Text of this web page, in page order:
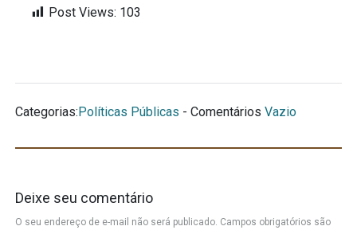
Post Views: 103
Categorias: Políticas Públicas - Comentários Vazio
Deixe seu comentário
O seu endereço de e-mail não será publicado. Campos obrigatórios são